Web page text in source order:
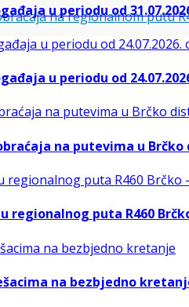
na regionalnom putu
u periodu od
u periodu od
na putevima u
regionalnog puta R460
na bezbjedno